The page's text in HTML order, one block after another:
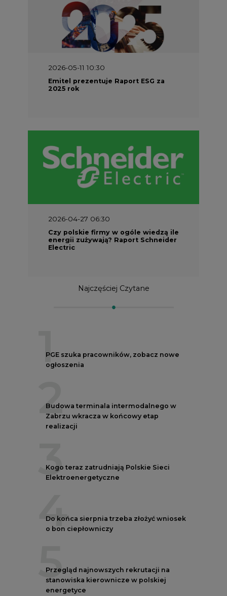
2026-05-11 10:30
Emitel prezentuje Raport ESG za
2025 rok
2026-04-27 06:30
Czy polskie firmy w ogóle wiedzą ile
energii zużywają? Raport Schneider
Electric
Najczęściej Czytane
1
PGE szuka pracowników, zobacz nowe
ogłoszenia
2
Budowa terminala intermodalnego w
Zabrzu wkracza w końcowy etap
realizacji
3
Kogo teraz zatrudniają Polskie Sieci
Elektroenergetyczne
4
Do końca sierpnia trzeba złożyć wniosek
o bon ciepłowniczy
5
Przegląd najnowszych rekrutacji na
stanowiska kierownicze w polskiej
energetyce